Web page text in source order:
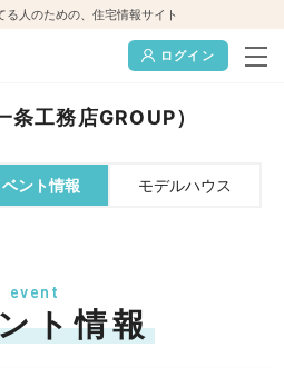
人のための、住宅情報サイト
ログイン
工務店GROUP）
ント情報 モデルハウス
event
ト情報